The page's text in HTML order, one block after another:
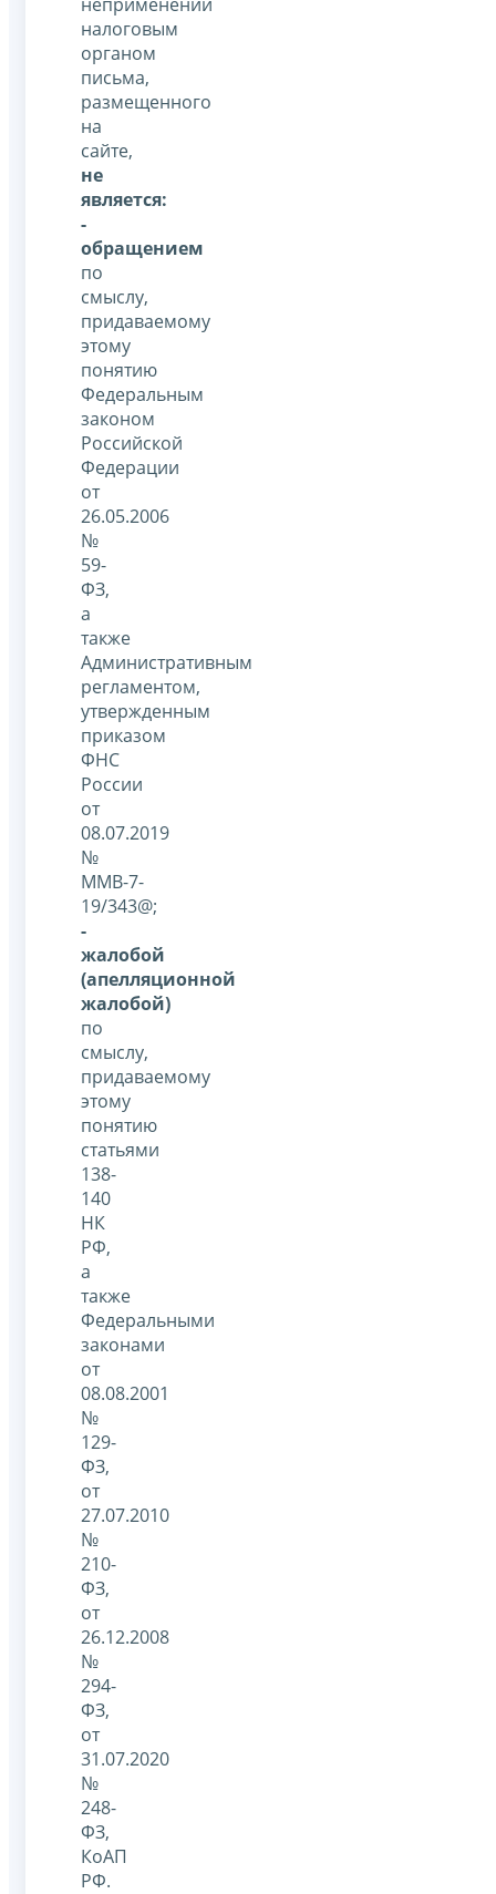
налоговым
органом
письма,
размещенного
на
сайте,
не
является:
-
обращением
по
смыслу,
придаваемому
этому
понятию
Федеральным
законом
Российской
Федерации
от
26.05.2006
№
59-
ФЗ,
а
также
Административным
регламентом,
утвержденным
приказом
ФНС
России
от
08.07.2019
№
ММВ-7-
19/343@;
-
жалобой
(апелляционной
жалобой)
по
смыслу,
придаваемому
этому
понятию
статьями
138-
140
НК
РФ,
а
также
Федеральными
законами
от
08.08.2001
№
129-
ФЗ,
от
27.07.2010
№
210-
ФЗ,
от
26.12.2008
№
294-
ФЗ,
от
31.07.2020
№
248-
ФЗ,
КоАП
РФ.